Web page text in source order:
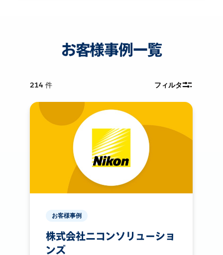
お客様事例一覧
214 件 フィルタ
お客様事例
株式会社ニコンソリューショ
ンズ